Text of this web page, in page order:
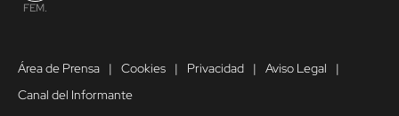
FEM.
Área de Prensa Cookies Privacidad
Aviso Legal
Canal del Informante